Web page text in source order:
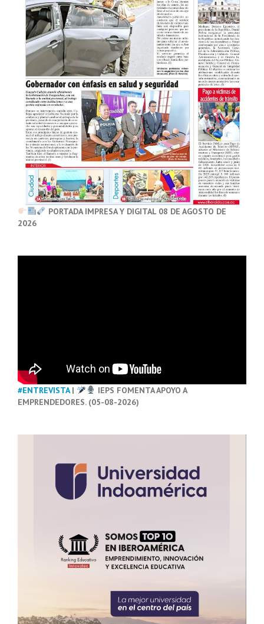
PORTADA IMPRESA Y DIGITAL 08 DE AGOSTO DE
2026
#ENTREVISTA|
IEPS FOMENTA APOYO A
EMPRENDEDORES. (05-08-2026)